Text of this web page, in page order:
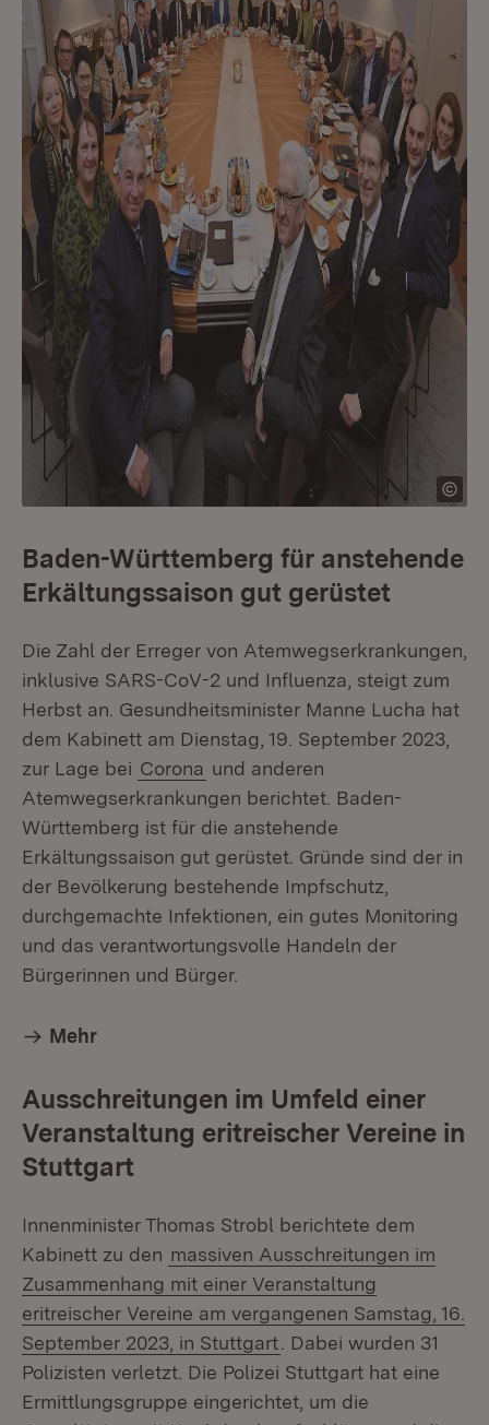
Baden-Württemberg für anstehende
Erkältungssaison gut gerüstet
Die Zahl der Erreger von Atemwegserkrankungen,
inklusive SARS-CoV-2 und Influenza, steigt zum
Herbst an. Gesundheitsminister Manne Lucha hat
dem Kabinett am Dienstag, 19. September 2023,
zur Lage bei Corona und anderen
Atemwegserkrankungen berichtet. Baden-
Württemberg ist für die anstehende
Erkältungssaison gut gerüstet. Gründe sind der in
der Bevölkerung bestehende Impfschutz,
durchgemachte Infektionen, ein gutes Monitoring
und das verantwortungsvolle Handeln der
Bürgerinnen und Bürger.
Mehr
Ausschreitungen im Umfeld einer
Veranstaltung eritreischer Vereine in
Stuttgart
Innenminister Thomas Strobl berichtete dem
Kabinett zu den massiven Ausschreitungen im
Zusammenhang mit einer Veranstaltung
eritreischer Vereine am vergangenen Samstag, 16.
September 2023, in Stuttgart . Dabei wurden 31
Polizisten verletzt. Die Polizei Stuttgart hat eine
Ermittlungsgruppe eingerichtet, um die